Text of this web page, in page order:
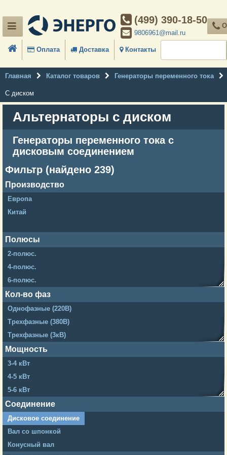
(499) 390-18-50
9806961@mail.ru
Оплата Доставка Контакты
Главная Каталог товаров Генераторы переменного тока
С диском
Альтернаторы с диском
Генераторы переменного тока с
дисковым соединением
Фильтр (найдено 239)
Производство
Европа
Китай
Полюсы
2-полюс.
4-полюс.
6-полюс.
14-полюс.
20-полюс.
24-полюс.
26-полюс.
Кол-во фаз
Однофазные (220В)
Трехфазные (380В)
Трехфазные (3кВ)
Трехфазные (6кВ)
Трехфазные (10кВ)
Мощность
3-4 кВт
4-5 кВт
5-6 кВт
6-7 кВт
7-8 кВт
9-10 кВт
12-15 кВт
Соединение
Дисковое соединение
Вал со шпонкой
Конусный вал